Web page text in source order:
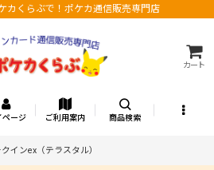
カくらぶで！ポケカ通信販売専門店
カート
ページ ご利用案内 商品検索
クインex（テラスタル）